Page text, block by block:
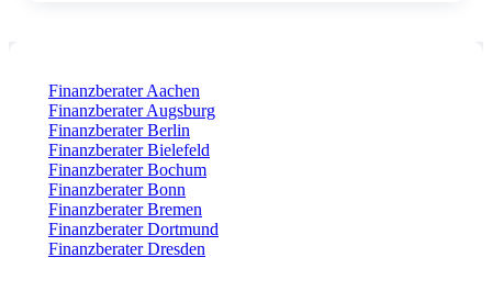
Finanzberater Aachen
Finanzberater Augsburg
Finanzberater Berlin
Finanzberater Bielefeld
Finanzberater Bochum
Finanzberater Bonn
Finanzberater Bremen
Finanzberater Dortmund
Finanzberater Dresden